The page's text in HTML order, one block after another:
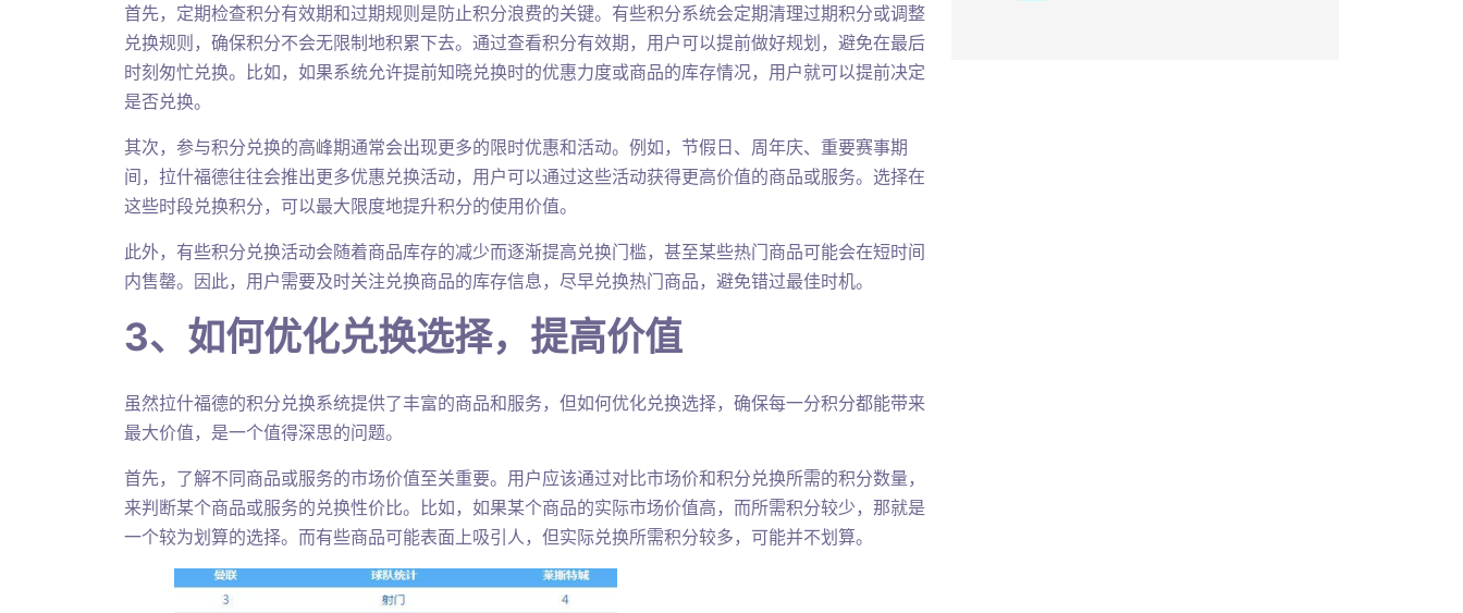
首先，定期检查积分有效期和过期规则是防止积分浪费的关键。有些积分系统会定期清理过期积分或调整
兑换规则，确保积分不会无限制地积累下去。通过查看积分有效期，用户可以提前做好规划，避免在最后
时刻匆忙兑换。比如，如果系统允许提前知晓兑换时的优惠力度或商品的库存情况，用户就可以提前决定
是否兑换。
其次，参与积分兑换的高峰期通常会出现更多的限时优惠和活动。例如，节假日、周年庆、重要赛事期
间，拉什福德往往会推出更多优惠兑换活动，用户可以通过这些活动获得更高价值的商品或服务。选择在
这些时段兑换积分，可以最大限度地提升积分的使用价值。
此外，有些积分兑换活动会随着商品库存的减少而逐渐提高兑换门槛，甚至某些热门商品可能会在短时间
内售罄。因此，用户需要及时关注兑换商品的库存信息，尽早兑换热门商品，避免错过最佳时机。
3、如何优化兑换选择，提高价值
虽然拉什福德的积分兑换系统提供了丰富的商品和服务，但如何优化兑换选择，确保每一分积分都能带来
最大价值，是一个值得深思的问题。
首先，了解不同商品或服务的市场价值至关重要。用户应该通过对比市场价和积分兑换所需的积分数量，
来判断某个商品或服务的兑换性价比。比如，如果某个商品的实际市场价值高，而所需积分较少，那就是
一个较为划算的选择。而有些商品可能表面上吸引人，但实际兑换所需积分较多，可能并不划算。